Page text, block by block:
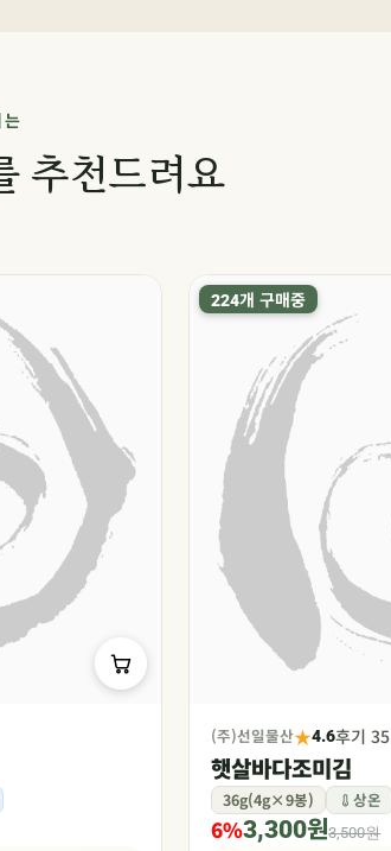
추천드려요
224개 구매중
(주)선일물산★4.6후기 35
햇살바다조미김
36g(4g×9봉) 상온
6%3,300원3,500원